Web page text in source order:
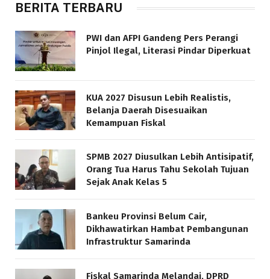
BERITA TERBARU
PWI dan AFPI Gandeng Pers Perangi
Pinjol Ilegal, Literasi Pindar Diperkuat
KUA 2027 Disusun Lebih Realistis,
Belanja Daerah Disesuaikan
Kemampuan Fiskal
SPMB 2027 Diusulkan Lebih Antisipatif,
Orang Tua Harus Tahu Sekolah Tujuan
Sejak Anak Kelas 5
Bankeu Provinsi Belum Cair,
Dikhawatirkan Hambat Pembangunan
Infrastruktur Samarinda
Fiskal Samarinda Melandai, DPRD